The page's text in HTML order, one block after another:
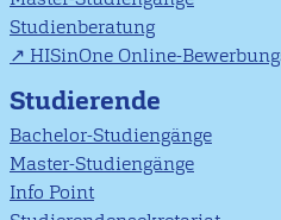
Studienberatung
HISinOne Online-
Studierende
Bachelor-Studiengänge
Master-Studiengänge
Info Point